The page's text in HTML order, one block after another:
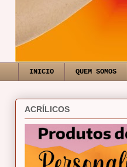
INICIO QUEM SOMOS
ACRÍLICOS